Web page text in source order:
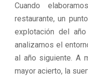
Cuando
restaurante, un
explotación del
analizamos el
al año siguiente. A
mayor acierto, la